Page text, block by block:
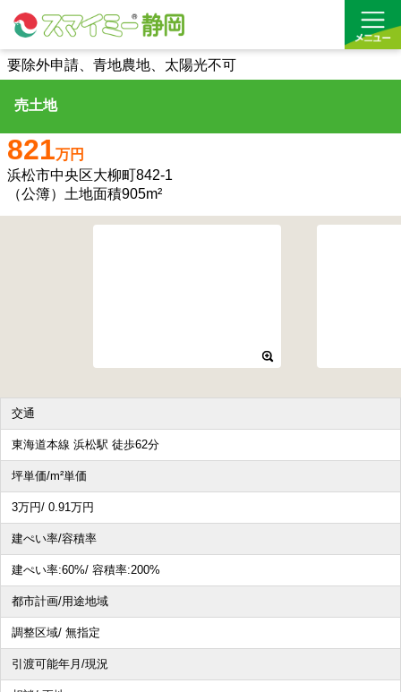
借りる
買う
お気に入り
その他、こだわり条件で探す
要除外申請、青地農地、太陽光不可
売土地
821万円
浜松市中央区大柳町842-1
（公簿）土地面積905m²
交通
東海道本線 浜松駅 徒歩62分
坪単価/m²単価
3万円/ 0.91万円
建ぺい率/容積率
建ぺい率:60%/ 容積率:200%
都市計画/用途地域
調整区域/ 無指定
引渡可能年月/現況